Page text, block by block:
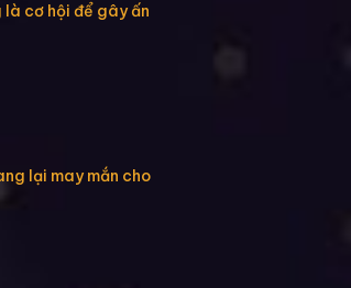
cơ hội để gây ấn
lại may mắn cho